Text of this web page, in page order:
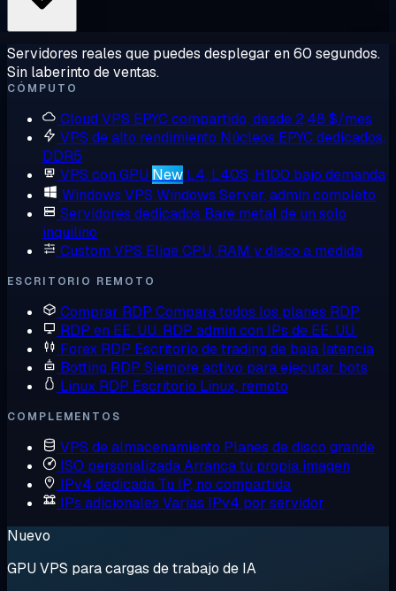
Servidores reales que puedes desplegar en 60 segundos.
Sin laberinto de ventas.
CÓMPUTO
Cloud VPS EPYC compartido, desde 2,48 $/mes
VPS de alto rendimiento Núcleos EPYC dedicados,
DDR5
VPS con GPU New L4, L40S, H100 bajo demanda
Windows VPS Windows Server, admin completo
Servidores dedicados Bare metal de un solo
inquilino
Custom VPS Elige CPU, RAM y disco a medida
ESCRITORIO REMOTO
Comprar RDP Compara todos los planes RDP
RDP en EE. UU. RDP admin con IPs de EE. UU.
Forex RDP Escritorio de trading de baja latencia
Botting RDP Siempre activo para ejecutar bots
Linux RDP Escritorio Linux, remoto
COMPLEMENTOS
VPS de almacenamiento Planes de disco grande
ISO personalizadaArranca tu propia imagen
IPv4 dedicada Tu IP, no compartida
IPs adicionales Varias IPv4 por servidor
Nuevo
GPU VPS para cargas de trabajo de IA